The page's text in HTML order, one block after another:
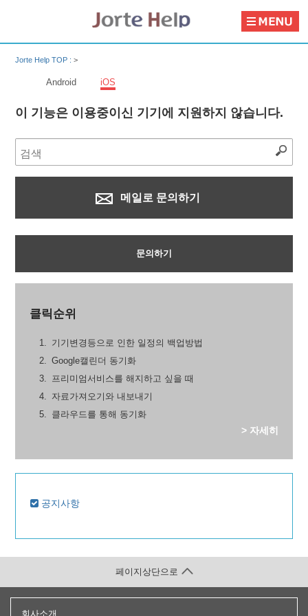
Jorte Help TOP :>
Android iOS
이 기능은 이용중이신 기기에 지원하지 않습니다.
메일로 문의하기
문의하기
클릭순위
기기변경등으로 인한 일정의 백업방법
Google캘린더 동기화
프리미엄서비스를 해지하고 싶을 때
자료가져오기와 내보내기
클라우드를 통해 동기화
> 자세히
공지사항
회사소개
페이지상단으로